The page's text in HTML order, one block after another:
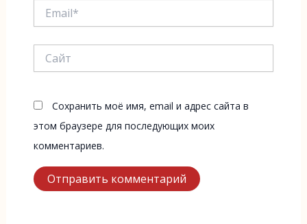
Сохранить моё имя, email и адрес сайта в
этом браузере для последующих моих
комментариев.